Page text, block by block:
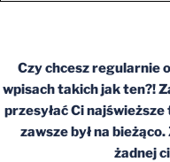
Czy chcesz regularnie
wpisach takich jak ten?!
przesyłać Ci
zawsze był na
żadnej